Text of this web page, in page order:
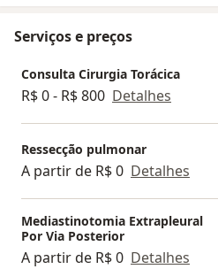
Serviços e preços
Consulta Cirurgia Torácica
R$ 0 - R$ 800 Detalhes
Ressecção pulmonar
A partir de R$ 0 Detalhes
Mediastinotomia Extrapleural
Por Via Posterior
A partir de R$ 0 Detalhes